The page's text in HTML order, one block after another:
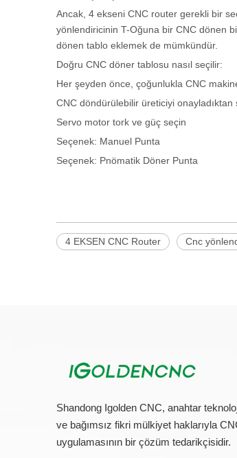
Ancak, 4 ekseni CNC router gerekli bir
yönlendiricinin T-Oğuna bir CNC dönen
dönen tablo eklemek de mümkündür.
Doğru CNC döner tablosu nasıl seçilir:
Her şeyden önce, çoğunlukla CNC
CNC döndürülebilir üreticiyi
Servo motor tork ve güç seçin
Seçenek: Manuel Punta
Seçenek: Pnömatik Döner Punta
4 EKSEN CNC Router Cnc
Shandong Igolden CNC, anahtar
ve bağımsız fikri mülkiyet haklarıyla
uygulamasının bir çözüm tedarikçisidir.